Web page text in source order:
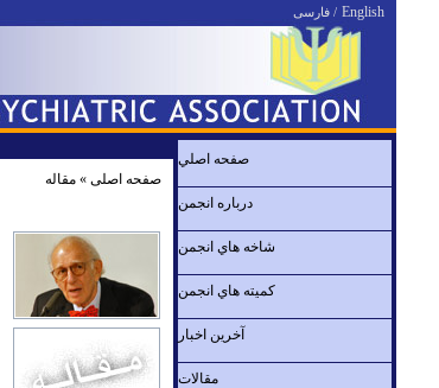
فارسی / English
صفحه اصلی » مقاله
صفحه اصلي
درباره انجمن
شاخه هاي انجمن
کميته هاي انجمن
آخرين اخبار
مقالات